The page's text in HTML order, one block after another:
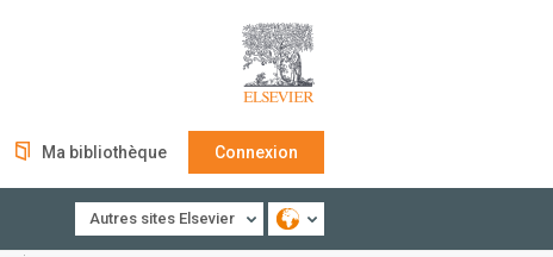
Ma bibliothèque Connexion
Autres sites Elsevier